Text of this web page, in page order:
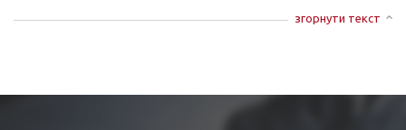
згорнути текст